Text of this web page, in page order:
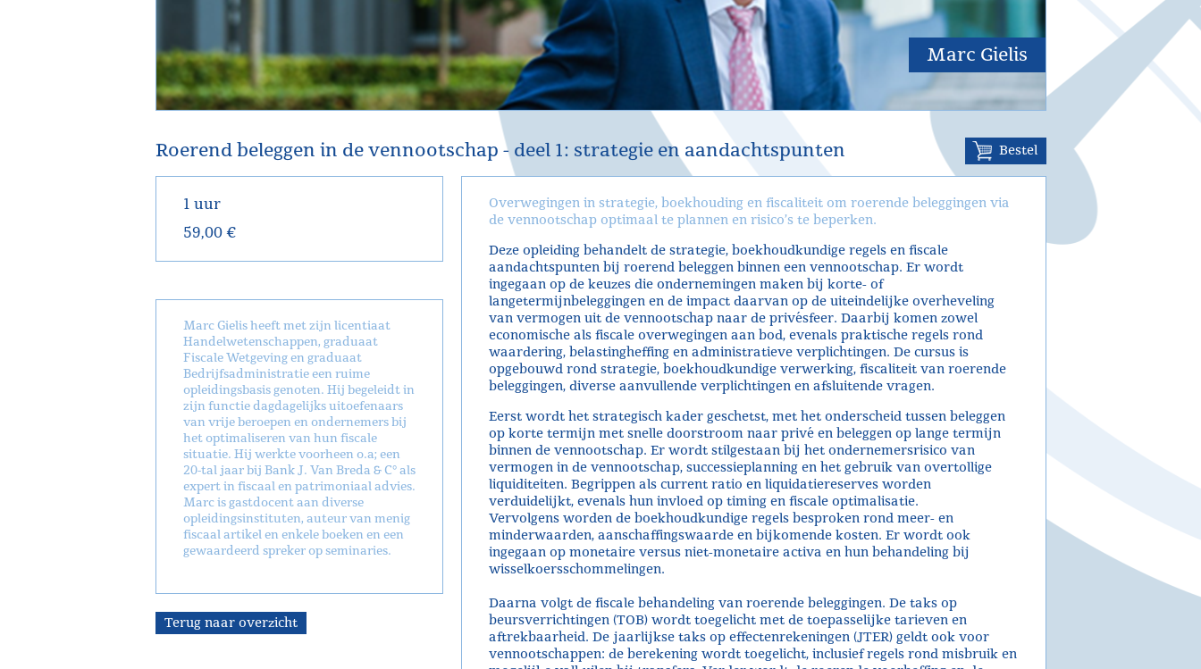
Marc Gielis
Bestel
Roerend beleggen in de vennootschap - deel 1: strategie en aandachtspunten
1 uur
59,00 €
Marc Gielis heeft met zijn licentiaat
Handelwetenschappen, graduaat
Fiscale Wetgeving en graduaat
Bedrijfsadministratie een ruime
opleidingsbasis genoten. Hij begeleidt in
zijn functie dagdagelijks uitoefenaars
van vrije beroepen en ondernemers bij
het optimaliseren van hun fiscale
situatie. Hij werkte voorheen o.a; een
20-tal jaar bij Bank J. Van Breda & C° als
expert in fiscaal en patrimoniaal advies.
Marc is gastdocent aan diverse
opleidingsinstituten, auteur van menig
fiscaal artikel en enkele boeken en een
gewaardeerd spreker op seminaries.
Terug naar overzicht
Overwegingen in strategie, boekhouding en fiscaliteit om roerende beleggingen via
de vennootschap optimaal te plannen en risico’s te beperken.
Deze opleiding behandelt de strategie, boekhoudkundige regels en fiscale
aandachtspunten bij roerend beleggen binnen een vennootschap. Er wordt
ingegaan op de keuzes die ondernemingen maken bij korte- of
langetermijnbeleggingen en de impact daarvan op de uiteindelijke overheveling
van vermogen uit de vennootschap naar de privésfeer. Daarbij komen zowel
economische als fiscale overwegingen aan bod, evenals praktische regels rond
waardering, belastingheffing en administratieve verplichtingen. De cursus is
opgebouwd rond strategie, boekhoudkundige verwerking, fiscaliteit van roerende
beleggingen, diverse aanvullende verplichtingen en afsluitende vragen.
Eerst wordt het strategisch kader geschetst, met het onderscheid tussen beleggen
op korte termijn met snelle doorstroom naar privé en beleggen op lange termijn
binnen de vennootschap. Er wordt stilgestaan bij het ondernemersrisico van
vermogen in de vennootschap, successieplanning en het gebruik van overtollige
liquiditeiten. Begrippen als current ratio en liquidatiereserves worden
verduidelijkt, evenals hun invloed op timing en fiscale optimalisatie.
Vervolgens worden de boekhoudkundige regels besproken rond meer- en
minderwaarden, aanschaffingswaarde en bijkomende kosten. Er wordt ook
ingegaan op monetaire versus niet-monetaire activa en hun behandeling bij
wisselkoersschommelingen.
Daarna volgt de fiscale behandeling van roerende beleggingen. De taks op
beursverrichtingen (TOB) wordt toegelicht met de toepasselijke tarieven en
aftrekbaarheid. De jaarlijkse taks op effectenrekeningen (JTER) geldt ook voor
vennootschappen: de berekening wordt toegelicht, inclusief regels rond misbruik en